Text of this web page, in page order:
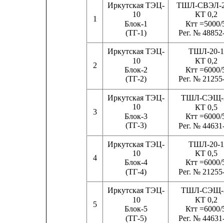
1
Иркутская ТЭЦ-
10
Блок-1
(ТГ-1)
ТШЛ-СВЭЛ-
КТ 0,2
Ктт =5000/
Рег. №
2
Иркутская ТЭЦ-
10
Блок-2
(ТГ-2)
ТШЛ-20-1
КТ 0,2
Ктт =6000/
Рег. №
3
Иркутская ТЭЦ-
10
Блок-3
(ТГ-3)
ТШЛ-СЭЩ-
КТ 0,5
Ктт =6000/
Рег. №
4
Иркутская ТЭЦ-
10
Блок-4
(ТГ-4)
ТШЛ-20-1
КТ 0,5
Ктт =6000/
Рег. №
5
Иркутская ТЭЦ-
10
Блок-5
(ТГ-5)
ТШЛ-СЭЩ-
КТ 0,2
Ктт =6000/
Рег. №